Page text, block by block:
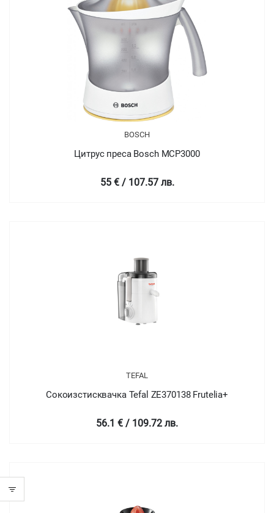
BOSCH
Цитрус преса Bosch MCP3000
55 € / 107.57 лв.
TEFAL
Сокоизстисквачка Tefal ZE370138 Frutelia+
56.1 € / 109.72 лв.